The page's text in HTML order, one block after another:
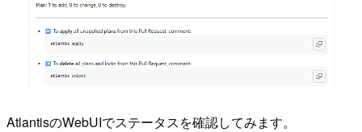
AtlantisのWebUIでステータスを確認してみます。